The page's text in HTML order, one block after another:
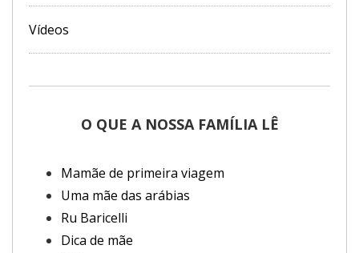
Vídeos
O QUE A NOSSA FAMÍLIA LÊ
Mamãe de primeira viagem
Uma mãe das arábias
Ru Baricelli
Dica de mãe